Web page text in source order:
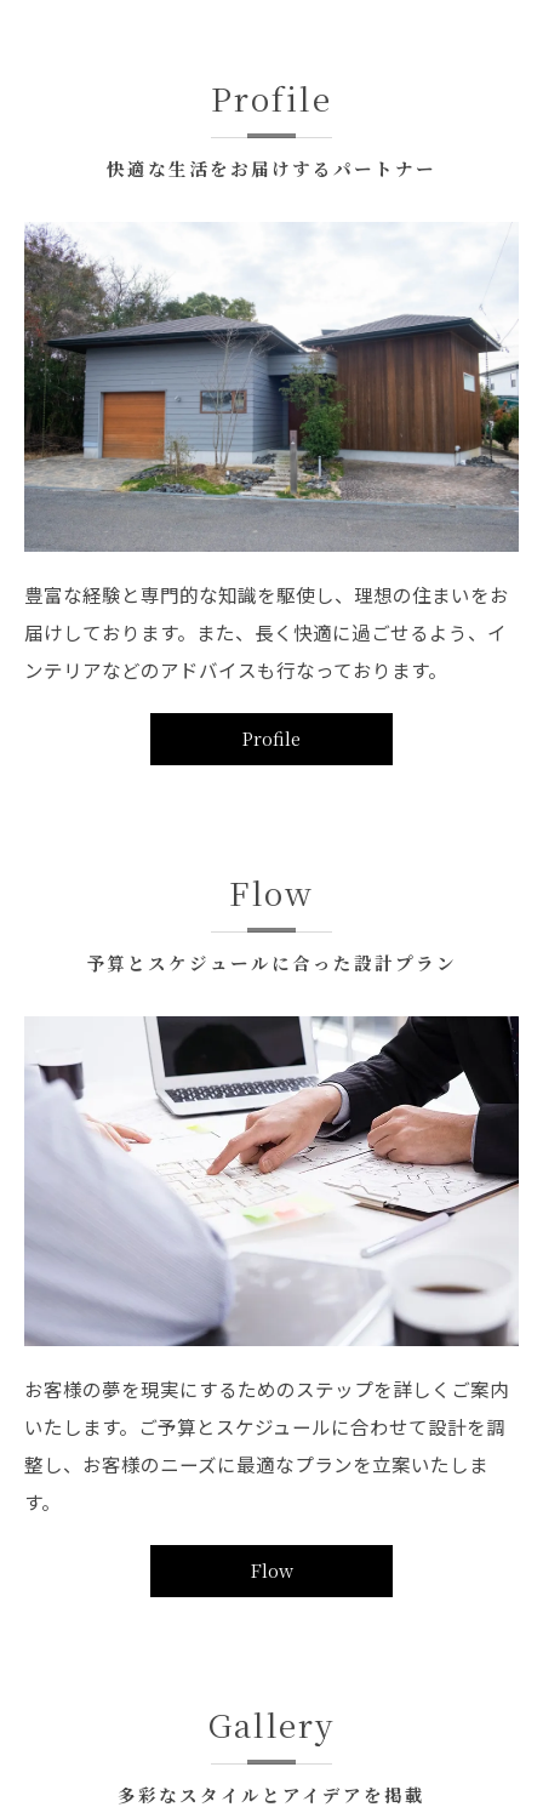
快適な生活をお届けするパートナー
Profile
豊富な経験と専門的な知識を駆使し、理想の住まいをお
届けしております。また、長く快適に過ごせるよう、イ
ンテリアなどのアドバイスも行なっております。
Profile
予算とスケジュールに合った設計プラン
Flow
お客様の夢を現実にするためのステップを詳しくご案内
いたします。ご予算とスケジュールに合わせて設計を調
整し、お客様のニーズに最適なプランを立案いたしま
す。
Flow
多彩なスタイルとアイデアを掲載
Gallery